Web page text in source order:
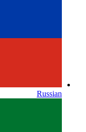
Russian